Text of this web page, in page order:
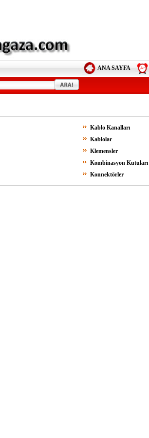
ANA SAYFA
Kablo Kanalları
Kablolar
Klemensler
Kombinasyon Kutuları
Konnektörler